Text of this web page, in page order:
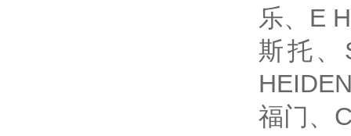
乐、E
斯托、
福门、